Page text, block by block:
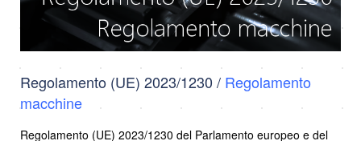
Regolamento (UE) 2023/1230 / Regolamento
macchine
Regolamento (UE) 2023/1230 del Parlamento europeo e del